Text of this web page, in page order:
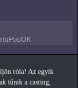
róla! Az egyik
tűnik a casting,